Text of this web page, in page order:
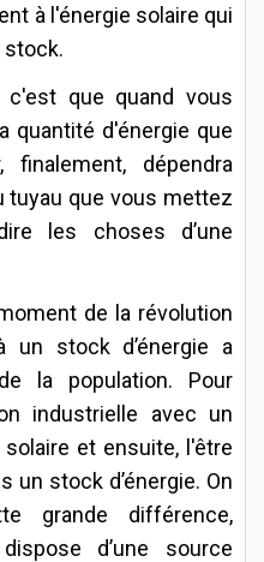
à l'énergie solaire qui
stock.
que quand vous
quantité d'énergie que
dépendra
tuyau que vous mettez
les choses d’une
de la révolution
un stock d’énergie a
la population. Pour
industrielle avec un
et ensuite, l'être
un stock d’énergie. On
grande différence,
d’une source